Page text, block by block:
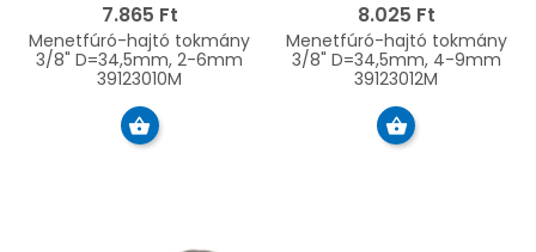
7.865 Ft
Menetfúró-hajtó tokmány
3/8" D=34,5mm, 2-6mm
39123010M
8.025 Ft
Menetfúró-hajtó tokmány
3/8" D=34,5mm, 4-9mm
39123012M